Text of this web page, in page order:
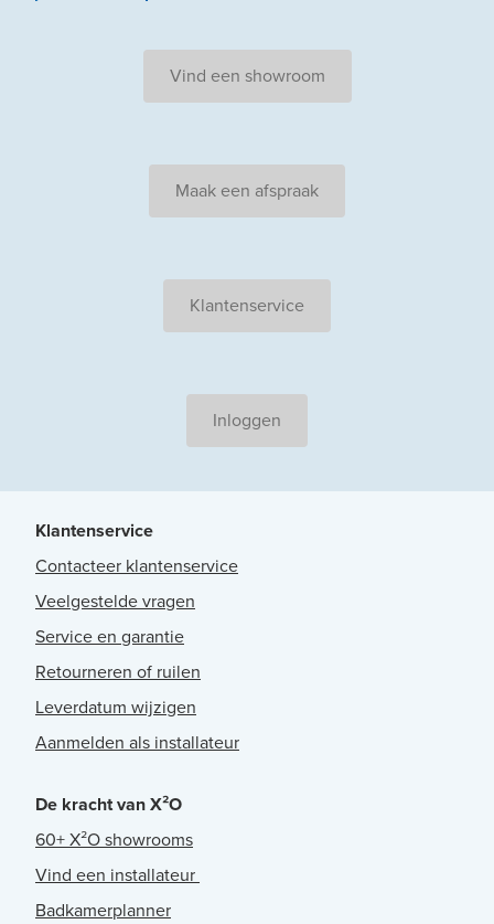
Vind een showroom
Maak een afspraak
Klantenservice
Inloggen
Klantenservice
Contacteer klantenservice
Veelgestelde vragen
Service en garantie
Retourneren of ruilen
Leverdatum wijzigen
Aanmelden als installateur
De kracht van X²O
60+ X²O showrooms
Vind een installateur
Badkamerplanner